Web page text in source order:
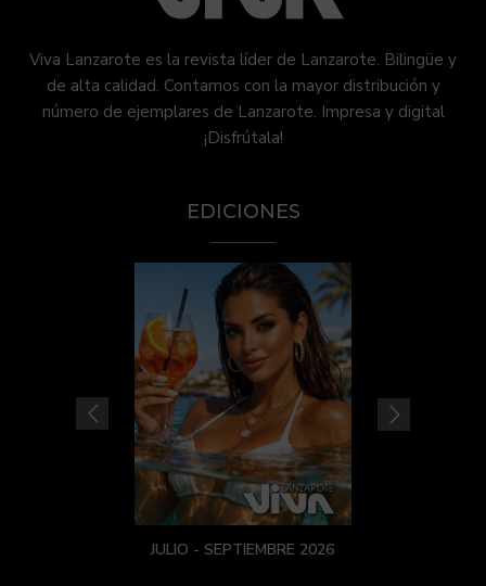
Viva Lanzarote es la revista líder de Lanzarote. Bilingüe y
de alta calidad. Contamos con la mayor distribución y
número de ejemplares de Lanzarote. Impresa y digital
¡Disfrútala!
EDICIONES
JULIO - SEPTIEMBRE 2026